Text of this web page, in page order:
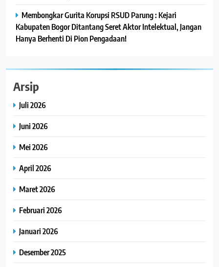
Membongkar Gurita Korupsi RSUD Parung : Kejari
Kabupaten Bogor Ditantang Seret Aktor Intelektual, Jangan
Hanya Berhenti Di Pion Pengadaan!
Arsip
Juli 2026
Juni 2026
Mei 2026
April 2026
Maret 2026
Februari 2026
Januari 2026
Desember 2025